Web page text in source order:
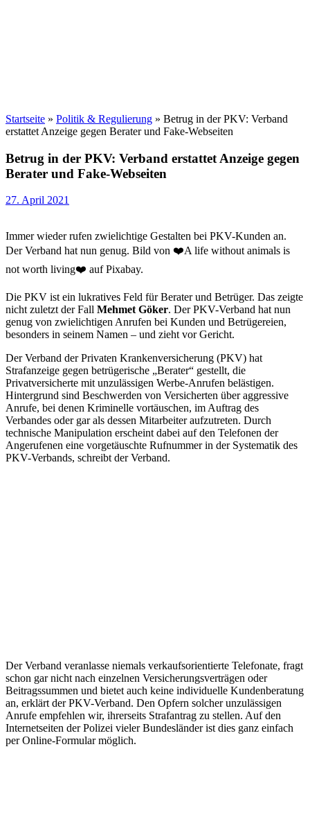
Startseite » Politik & Regulierung » Betrug in der PKV: Verband
erstattet Anzeige gegen Berater und Fake-Webseiten
Betrug in der PKV: Verband erstattet Anzeige gegen
Berater und Fake-Webseiten
27. April 2021
Immer wieder rufen zwielichtige Gestalten bei PKV-Kunden an.
Der Verband hat nun genug. Bild von ❤️A life without animals is
not worth living❤️ auf Pixabay.
Die PKV ist ein lukratives Feld für Berater und Betrüger. Das zeigte
nicht zuletzt der Fall Mehmet Göker. Der PKV-Verband hat nun
genug von zwielichtigen Anrufen bei Kunden und Betrügereien,
besonders in seinem Namen – und zieht vor Gericht.
Der Verband der Privaten Krankenversicherung (PKV) hat
Strafanzeige gegen betrügerische „Berater“ gestellt, die
Privatversicherte mit unzulässigen Werbe-Anrufen belästigen.
Hintergrund sind Beschwerden von Versicherten über aggressive
Anrufe, bei denen Kriminelle vortäuschen, im Auftrag des
Verbandes oder gar als dessen Mitarbeiter aufzutreten. Durch
technische Manipulation erscheint dabei auf den Telefonen der
Angerufenen eine vorgetäuschte Rufnummer in der Systematik des
PKV-Verbands, schreibt der Verband.
Der Verband veranlasse niemals verkaufsorientierte Telefonate, fragt
schon gar nicht nach einzelnen Versicherungsverträgen oder
Beitragssummen und bietet auch keine individuelle Kundenberatung
an, erklärt der PKV-Verband. Den Opfern solcher unzulässigen
Anrufe empfehlen wir, ihrerseits Strafantrag zu stellen. Auf den
Internetseiten der Polizei vieler Bundesländer ist dies ganz einfach
per Online-Formular möglich.